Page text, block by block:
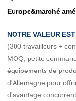
Europe&marché
NOTRE VALEUR
(300 travailleurs +
MOQ, petite
équipements de
d'Allemagne pour
d'avantage